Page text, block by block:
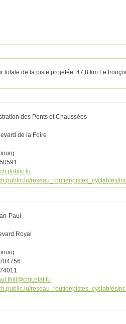
totale de la piste projetée: 47,8 km Le
des Ponts et Chaussées
de la Foire
reseau_routier/pistes_cyclables/
Paul
Royal
reseau_routier/pistes_cyclables/